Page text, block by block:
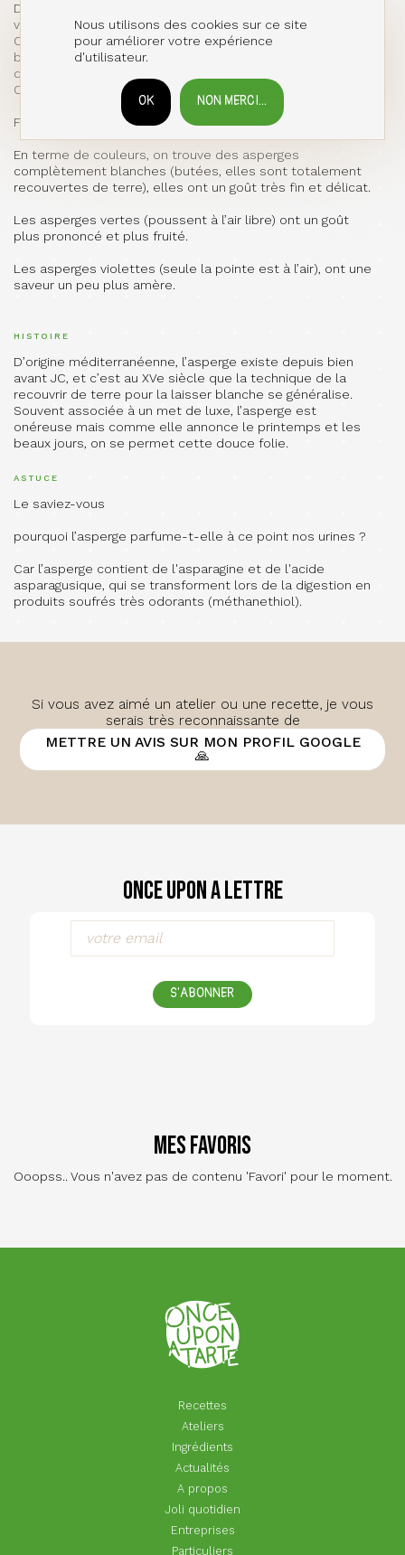
De plus, tout comme l'ail et l'oignon, l'asperge est riche en
vitamines A, B9 et PP, phosphore et manganèse.
C'est aussi un légume prébiotique qui contribue à une
bonne santé de notre flore intestinale et lutte contre les
douleurs intestinales.
Comment les choisir ?
Fermes et cassantes bien sûr et des pointes bien serrées.
En terme de couleurs, on trouve des asperges
complètement blanches (butées, elles sont totalement
recouvertes de terre), elles ont un goût très fin et délicat.
Les asperges vertes (poussent à l’air libre) ont un goût
plus prononcé et plus fruité.
Les asperges violettes (seule la pointe est à l’air), ont une
saveur un peu plus amère.
HISTOIRE
D’origine méditerranéenne, l’asperge existe depuis bien
avant JC, et c’est au XVe siècle que la technique de la
recouvrir de terre pour la laisser blanche se généralise.
Souvent associée à un met de luxe, l’asperge est
onéreuse mais comme elle annonce le printemps et les
beaux jours, on se permet cette douce folie.
ASTUCE
Le saviez-vous
pourquoi l’asperge parfume-t-elle à ce point nos urines ?
Car l’asperge contient de l'asparagine et de l'acide
asparagusique, qui se transforment lors de la digestion en
produits soufrés très odorants (méthanethiol).
Si vous avez aimé un atelier ou une recette, je vous
serais très reconnaissante de
METTRE UN AVIS SUR MON PROFIL GOOGLE
🙏
Once Upon a Lettre
S'ABONNER
Mes favoris
Ooopss.. Vous n'avez pas de contenu 'Favori' pour le moment.
Recettes
Ateliers
Ingrédients
Actualités
A propos
Joli quotidien
Entreprises
Particuliers
Nous utilisons des cookies sur ce site
pour améliorer votre expérience
d'utilisateur.
NON MERCI...
OK
RETIRER LE CONSENTEMENT